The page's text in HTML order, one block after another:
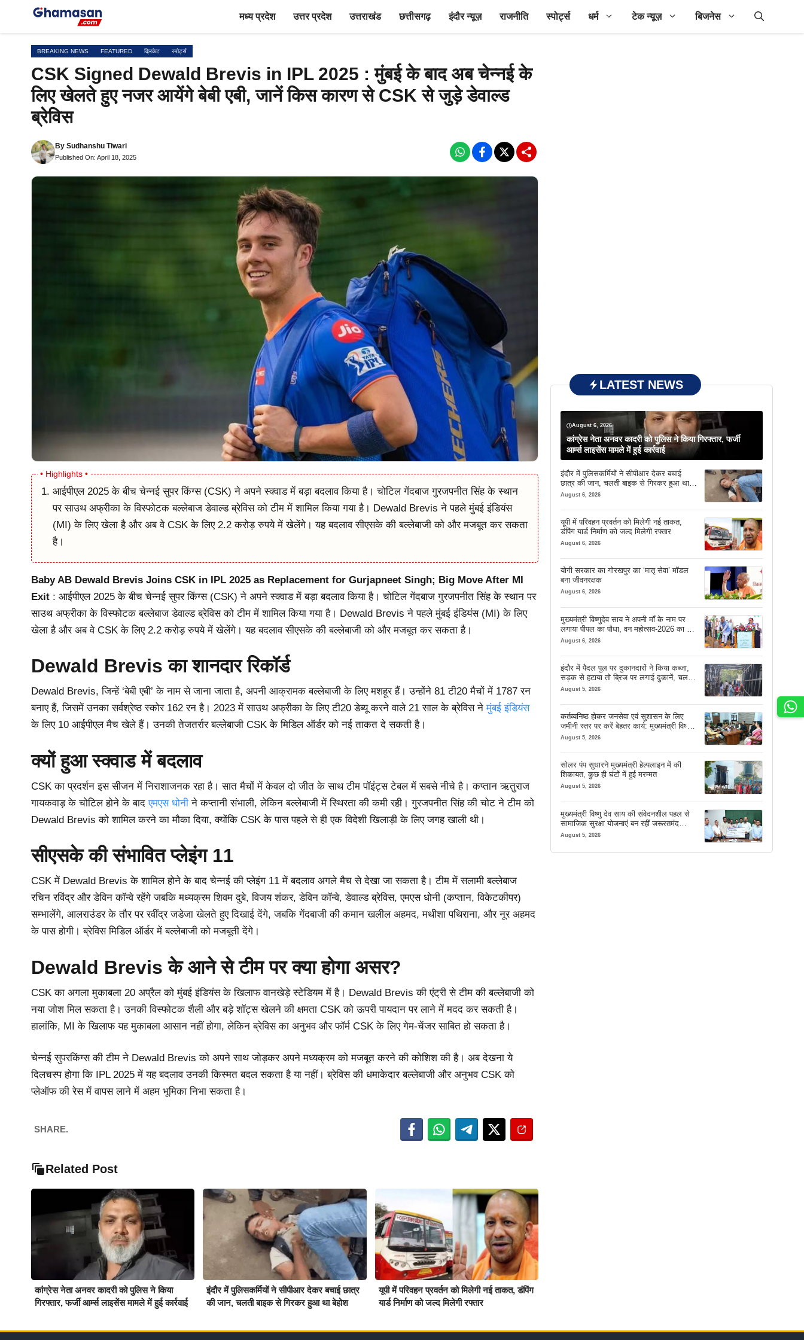
मध्य प्रदेश उत्तर प्रदेश उत्तराखंड छत्तीसगढ़ इंदौर न्यूज़ राजनीति स्पोर्ट्स धर्म टेक न्यूज़ बिजनेस
BREAKING NEWS FEATURED क्रिकेट स्पोर्ट्स
CSK Signed Dewald Brevis in IPL 2025 : मुंबई के बाद अब चेन्नई के
लिए खेलते हुए नजर आयेंगे बेबी एबी, जानें किस कारण से CSK से जुड़े डेवाल्ड
ब्रेविस
By Sudhanshu Tiwari
Published On: April 18, 2025
आईपीएल 2025 के बीच चेन्नई सुपर किंग्स (CSK) ने अपने स्क्वाड में बड़ा बदलाव किया है। चोटिल गेंदबाज गुरजपनीत सिंह के स्थान
पर साउथ अफ्रीका के विस्फोटक बल्लेबाज डेवाल्ड ब्रेविस को टीम में शामिल किया गया है। Dewald Brevis ने पहले मुंबई इंडियंस
(MI) के लिए खेला है और अब वे CSK के लिए 2.2 करोड़ रुपये में खेलेंगे। यह बदलाव सीएसके की बल्लेबाजी को और मजबूत कर सकता
है।
Baby AB Dewald Brevis Joins CSK in IPL 2025 as Replacement for Gurjapneet Singh; Big Move After MI
Exit : आईपीएल 2025 के बीच चेन्नई सुपर किंग्स (CSK) ने अपने स्क्वाड में बड़ा बदलाव किया है। चोटिल गेंदबाज गुरजपनीत सिंह के स्थान पर
साउथ अफ्रीका के विस्फोटक बल्लेबाज डेवाल्ड ब्रेविस को टीम में शामिल किया गया है। Dewald Brevis ने पहले मुंबई इंडियंस (MI) के लिए
खेला है और अब वे CSK के लिए 2.2 करोड़ रुपये में खेलेंगे। यह बदलाव सीएसके की बल्लेबाजी को और मजबूत कर सकता है।
Dewald Brevis का शानदार रिकॉर्ड
Dewald Brevis, जिन्हें ‘बेबी एबी’ के नाम से जाना जाता है, अपनी आक्रामक बल्लेबाजी के लिए मशहूर हैं। उन्होंने 81 टी20 मैचों में 1787 रन
बनाए हैं, जिसमें उनका सर्वश्रेष्ठ स्कोर 162 रन है। 2023 में साउथ अफ्रीका के लिए टी20 डेब्यू करने वाले 21 साल के ब्रेविस नेमुंबई इंडियंस
के लिए 10 आईपीएल मैच खेले हैं। उनकी तेजतर्रार बल्लेबाजी CSK के मिडिल ऑर्डर को नई ताकत दे सकती है।
क्यों हुआ स्क्वाड में बदलाव
CSK का प्रदर्शन इस सीजन में निराशाजनक रहा है। सात मैचों में केवल दो जीत के साथ टीम पॉइंट्स टेबल में सबसे नीचे है। कप्तान ऋतुराज
गायकवाड़ के चोटिल होने के बादएमएस धोनी ने कप्तानी संभाली, लेकिन बल्लेबाजी में स्थिरता की कमी रही। गुरजपनीत सिंह की चोट ने टीम को
Dewald Brevis को शामिल करने का मौका दिया, क्योंकि CSK के पास पहले से ही एक विदेशी खिलाड़ी के लिए जगह खाली थी।
सीएसके की संभावित प्लेइंग 11
CSK में Dewald Brevis के शामिल होने के बाद चेन्नई की प्लेइंग 11 में बदलाव अगले मैच से देखा जा सकता है। टीम में सलामी बल्लेबाज
रचिन रविंद्र और डेविन कॉन्वे रहेंगे जबकि मध्यक्रम शिवम दुबे, विजय शंकर, डेविन कॉन्वे, डेवाल्ड ब्रेविस, एमएस धोनी (कप्तान, विकेटकीपर)
सम्भालेंगे, आलराउंडर के तौर पर रवींद्र जडेजा खेलते हुए दिखाई देंगे, जबकि गेंदबाजी की कमान खलील अहमद, मथीशा पथिराना, और नूर अहमद
के पास होगी। ब्रेविस मिडिल ऑर्डर में बल्लेबाजी को मजबूती देंगे।
Dewald Brevis के आने से टीम पर क्या होगा असर?
CSK का अगला मुकाबला 20 अप्रैल को मुंबई इंडियंस के खिलाफ वानखेड़े स्टेडियम में है। Dewald Brevis की एंट्री से टीम की बल्लेबाजी को
नया जोश मिल सकता है। उनकी विस्फोटक शैली और बड़े शॉट्स खेलने की क्षमता CSK को ऊपरी पायदान पर लाने में मदद कर सकती है।
हालांकि, MI के खिलाफ यह मुकाबला आसान नहीं होगा, लेकिन ब्रेविस का अनुभव और फॉर्म CSK के लिए गेम-चेंजर साबित हो सकता है।
चेन्नई सुपरकिंग्स की टीम ने Dewald Brevis को अपने साथ जोड़कर अपने मध्यक्रम को मजबूत करने की कोशिश की है। अब देखना ये
दिलचस्प होगा कि IPL 2025 में यह बदलाव उनकी किस्मत बदल सकता है या नहीं। ब्रेविस की धमाकेदार बल्लेबाजी और अनुभव CSK को
प्लेऑफ की रेस में वापस लाने में अहम भूमिका निभा सकता है।
SHARE.
Related Post
कांग्रेस नेता अनवर कादरी को पुलिस ने किया
गिरफ्तार, फर्जी आर्म्स लाइसेंस मामले में हुई कार्रवाई
इंदौर में पुलिसकर्मियों ने सीपीआर देकर बचाई छात्र
की जान, चलती बाइक से गिरकर हुआ था बेहोश
यूपी में परिवहन प्रवर्तन को मिलेगी नई ताकत, डंपिंग
यार्ड निर्माण को जल्द मिलेगी रफ्तार
LATEST NEWS
August 6, 2026
कांग्रेस नेता अनवर कादरी को पुलिस ने किया गिरफ्तार, फर्जी
आर्म्स लाइसेंस मामले में हुई कार्रवाई
इंदौर में पुलिसकर्मियों ने सीपीआर देकर बचाई
छात्र की जान, चलती बाइक से गिरकर हुआ था
बेहोश
August 6, 2026
यूपी में परिवहन प्रवर्तन को मिलेगी नई ताकत,
डंपिंग यार्ड निर्माण को जल्द मिलेगी रफ्तार
August 6, 2026
योगी सरकार का गोरखपुर का ‘मातृ सेवा’ मॉडल
बना जीवनरक्षक
August 6, 2026
मुख्यमंत्री विष्णुदेव साय ने अपनी माँ के नाम पर
लगाया पीपल का पौधा, वन महोत्सव-2026 का हुआ
शुभारंभ
August 6, 2026
इंदौर में पैदल पुल पर दुकानदारों ने किया कब्जा,
सड़क से हटाया तो ब्रिज पर लगाई दुकानें, चलने
की जगह भी नहीं मिल रही
August 5, 2026
कर्तव्यनिष्ठ होकर जनसेवा एवं सुशासन के लिए
जमीनी स्तर पर करें बेहतर कार्य: मुख्यमंत्री विष्णु
देव साय
August 5, 2026
सोलर पंप सुधारने मुख्यमंत्री हेल्पलाइन में की
शिकायत, कुछ ही घंटों में हुई मरम्मत
August 5, 2026
मुख्यमंत्री विष्णु देव साय की संवेदनशील पहल से
सामाजिक सुरक्षा योजनाएं बन रहीं जरूरतमंद
परिवारों का मजबूत सहारा
August 5, 2026